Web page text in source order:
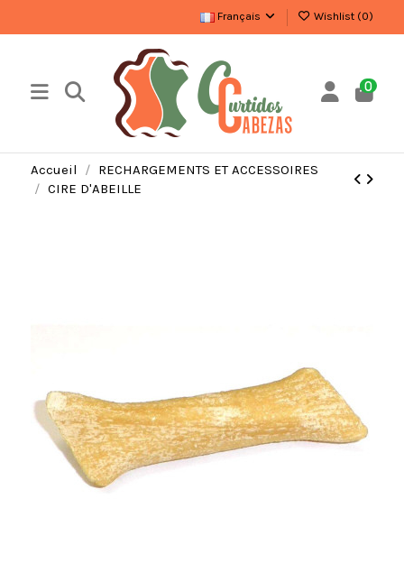
Français Wishlist (0)
0
Accueil
RECHARGEMENTS ET ACCESSOIRES
CIRE D'ABEILLE